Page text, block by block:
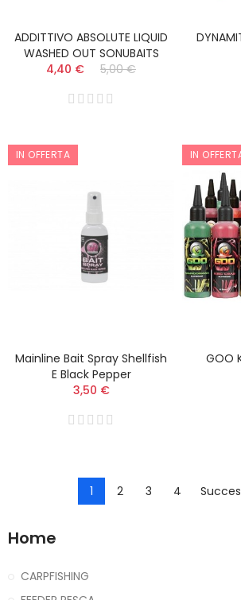
ADDITTIVO ABSOLUTE LIQUID
WASHED OUT SONUBAITS
4,40 €
5,00 €
IN OFFERTA
Mainline Bait Spray Shellfish
E Black Pepper
3,50 €
IN
GOO
1 2 3 4
Home
CARPFISHING